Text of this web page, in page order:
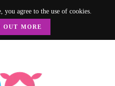
you agree to the use of cookies.
OUT MORE